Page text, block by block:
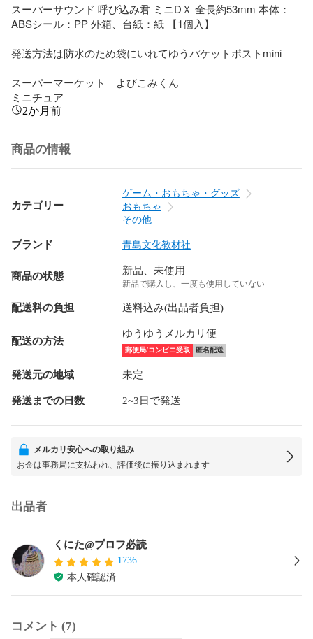
スーパーサウンド 呼び込み君 ミニDＸ 全長約53mm 本体：
ABSシール：PP 外箱、台紙：紙 【1個入】
発送方法は防水のため袋にいれてゆうパケットポストmini
スーパーマーケット　よびこみくん
ミニチュア
2か月前
商品の情報
カテゴリー
ゲーム・おもちゃ・グッズ
おもちゃ
その他
ブランド 青島文化教材社
商品の状態 新品、未使用
新品で購入し、一度も使用していない
配送料の負担 送料込み(出品者負担)
配送の方法
ゆうゆうメルカリ便
郵便局/コンビニ受取 匿名配送
発送元の地域 未定
発送までの日数 2~3日で発送
メルカリ安心への取り組み
お金は事務局に支払われ、評価後に振り込まれます
出品者
くにた@プロフ必読
1736
本人確認済
コメント (7)